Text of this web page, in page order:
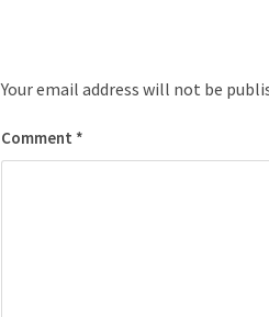
Your email address will not be
Comment *